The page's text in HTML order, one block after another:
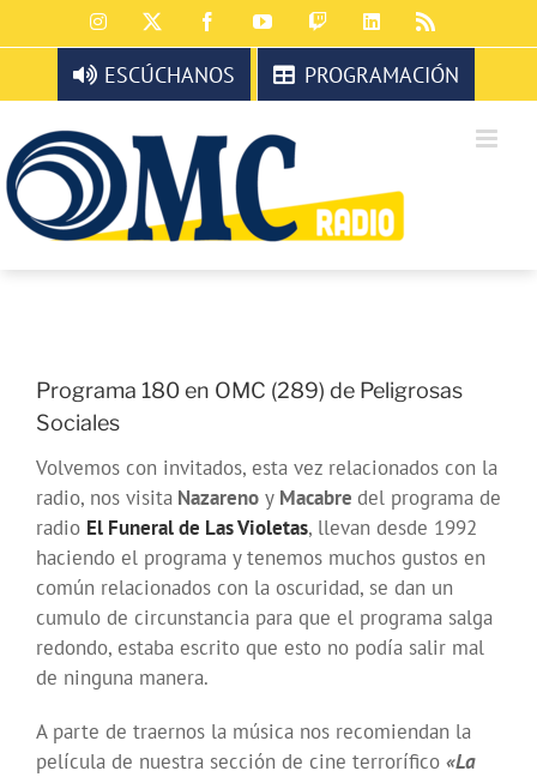
al
contenido
Instagram FacebookYouTubeTwitchLinkedIn
ESCÚCHANOS PROGRAMACIÓN
Programa 180 en OMC (289) de Peligrosas
Sociales
Volvemos con invitados, esta vez relacionados con la
radio, nos visita Nazareno y Macabre del programa de
radio El Funeral de Las Violetas, llevan desde 1992
haciendo el programa y tenemos muchos gustos en
común relacionados con la oscuridad, se dan un
cumulo de circunstancia para que el programa salga
redondo, estaba escrito que esto no podía salir mal
de ninguna manera.
A parte de traernos la música nos recomiendan la
película de nuestra sección de cine terrorífico «La